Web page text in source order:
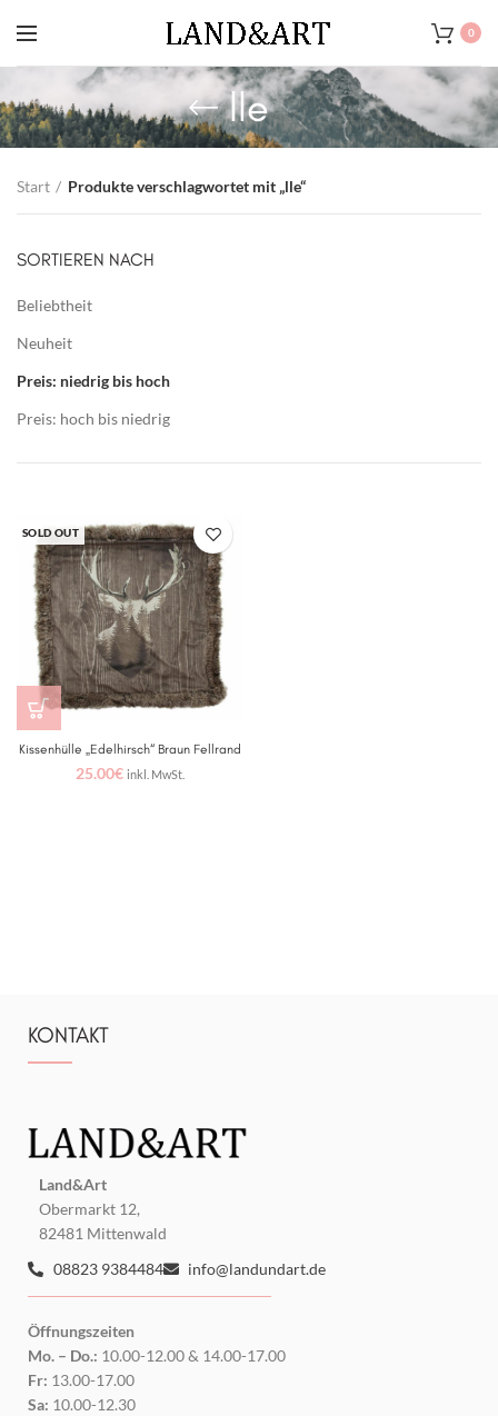
0
lle
Start Produkte verschlagwortet mit „lle“
SORTIEREN NACH
Beliebtheit
Neuheit
Preis: niedrig bis hoch
Preis: hoch bis niedrig
SOLD OUT
Kissenhülle „Edelhirsch“ Braun Fellrand
25.00€ inkl. MwSt.
KONTAKT
Land&Art
Obermarkt 12,
82481 Mittenwald
08823 9384484
info@landundart.de
Öffnungszeiten
Mo. – Do.: 10.00-12.00 & 14.00-17.00
Fr: 13.00-17.00
Sa: 10.00-12.30